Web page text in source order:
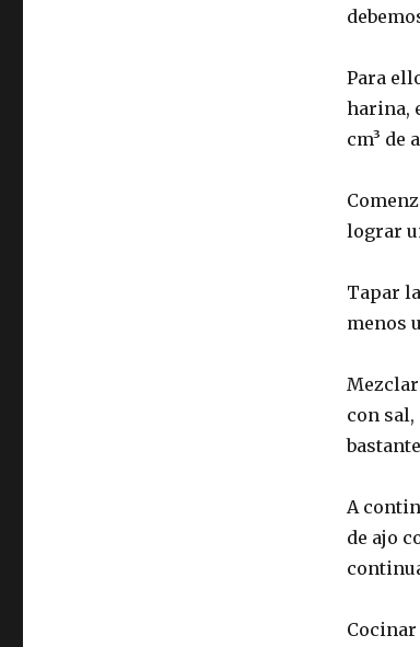
Para
harina,
cm³ de
lograr
Tapar
menos
con sal,
A
de ajo